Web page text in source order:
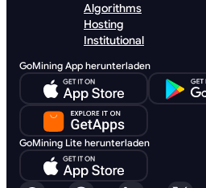
Algorithms
Hosting
Institutional
GoMining App herunterladen
GoMining Lite herunterladen